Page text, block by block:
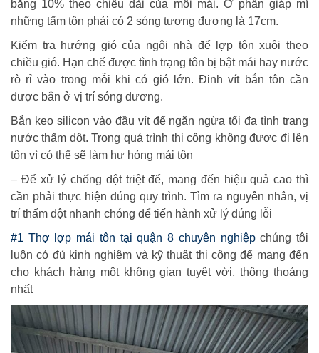
bằng 10% theo chiều dài của mỗi mái. Ở phần giáp mí
những tấm tôn phải có 2 sóng tương đương là 17cm.
Kiểm tra hướng gió của ngôi nhà để lợp tôn xuôi theo
chiều gió. Hạn chế được tình trạng tôn bị bật mái hay nước
rò rỉ vào trong mỗi khi có gió lớn. Đinh vít bắn tôn cần
được bắn ở vị trí sóng dương.
Bắn keo silicon vào đầu vít để ngăn ngừa tối đa tình trạng
nước thấm dột. Trong quá trình thi công không được đi lên
tôn vì có thể sẽ làm hư hỏng mái tôn
– Để xử lý chống dột triệt để, mang đến hiệu quả cao thì
cần phải thực hiện đúng quy trình. Tìm ra nguyên nhân, vị
trí thấm dột nhanh chóng để tiến hành xử lý đúng lỗi
#1 Thợ lợp mái tôn tại quận 8 chuyên nghiệpchúng tôi
luôn có đủ kinh nghiệm và kỹ thuật thi công để mang đến
cho khách hàng một không gian tuyệt vời, thông thoáng
nhất